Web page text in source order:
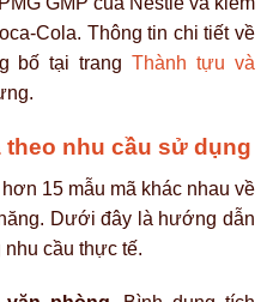
Cola. Thông tin chi tiết về
bố tại trang Thành tựu và
nhu cầu sử dụng
15 mẫu mã khác nhau về
Dưới đây là hướng dẫn
cầu thực tế.